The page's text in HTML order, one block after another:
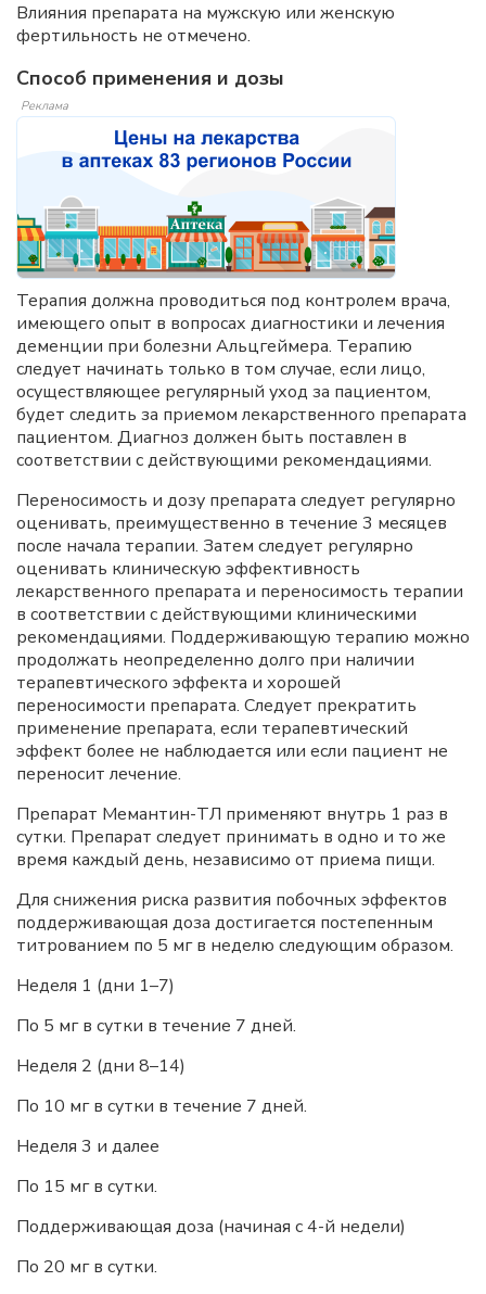
Влияния препарата на мужскую или женскую
фертильность не отмечено.
Способ применения и дозы
Реклама
Терапия должна проводиться под контролем врача,
имеющего опыт в вопросах диагностики и лечения
деменции при болезни Альцгеймера. Терапию
следует начинать только в том случае, если лицо,
осуществляющее регулярный уход за пациентом,
будет следить за приемом лекарственного препарата
пациентом. Диагноз должен быть поставлен в
соответствии с действующими рекомендациями.
Переносимость и дозу препарата следует регулярно
оценивать, преимущественно в течение 3 месяцев
после начала терапии. Затем следует регулярно
оценивать клиническую эффективность
лекарственного препарата и переносимость терапии
в соответствии с действующими клиническими
рекомендациями. Поддерживающую терапию можно
продолжать неопределенно долго при наличии
терапевтического эффекта и хорошей
переносимости препарата. Следует прекратить
применение препарата, если терапевтический
эффект более не наблюдается или если пациент не
переносит лечение.
Препарат Мемантин-ТЛ применяют внутрь 1 раз в
сутки. Препарат следует принимать в одно и то же
время каждый день, независимо от приема пищи.
Для снижения риска развития побочных эффектов
поддерживающая доза достигается постепенным
титрованием по 5 мг в неделю следующим образом.
Неделя 1 (дни 1–7)
По 5 мг в сутки в течение 7 дней.
Неделя 2 (дни 8–14)
По 10 мг в сутки в течение 7 дней.
Неделя 3 и далее
По 15 мг в сутки.
Поддерживающая доза (начиная с 4-й недели)
По 20 мг в сутки.